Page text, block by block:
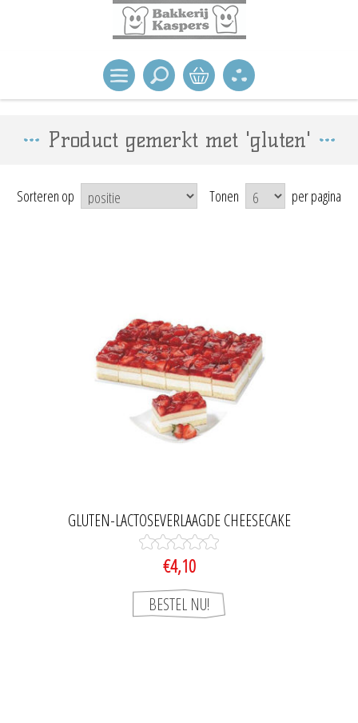
Product gemerkt met 'gluten'
Sorteren op Tonen per pagina
GLUTEN-LACTOSEVERLAAGDE CHEESECAKE
€4,10